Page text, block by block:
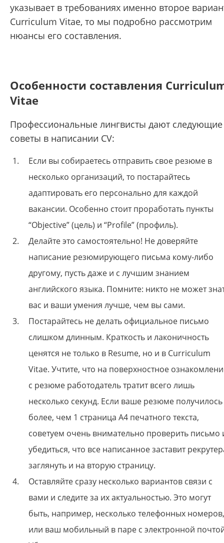
указывает в требованиях именно второе
Curriculum Vitae, то мы подробно рассмотрим
нюансы его составления.
Особенности составления
Vitae
Профессиональные лингвисты дают следующие
советы в написании CV:
Если вы собираетесь отправить свое резюме в
несколько организаций, то постарайтесь
адаптировать его персонально для каждой
вакансии. Особенно стоит проработать пункты
“Objective” (цель) и “Profile” (профиль).
Делайте это самостоятельно! Не доверяйте
написание резюмирующего письма кому-либо
другому, пусть даже и с лучшим знанием
английского языка. Помните: никто не может
вас и ваши умения лучше, чем вы сами.
Постарайтесь не делать официальное письмо
слишком длинным. Краткость и лаконичность
ценятся не только в Resume, но и в Curriculum
Vitae. Учтите, что на поверхностное
с резюме работодатель тратит всего лишь
несколько секунд. Если ваше резюме получилось
более, чем 1 страница А4 печатного текста,
советуем очень внимательно проверить письмо
убедиться, что все написанное заставит
заглянуть и на вторую страницу.
Оставляйте сразу несколько вариантов связи с
вами и следите за их актуальностью. Это могут
быть, например, несколько телефонных номеров,
или ваш мобильный в паре с электронной